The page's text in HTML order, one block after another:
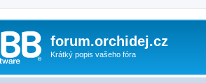
forum.orchidej.cz
Krátký popis vašeho fóra